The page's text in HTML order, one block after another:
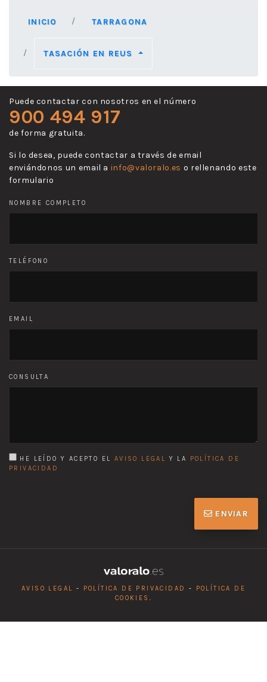
INICIO TARRAGONA
TASACIÓN EN REUS
Puede contactar con nosotros en el número
900 494 917
de forma gratuita.
Si lo desea, puede contactar a través de email
enviándonos un email a info@valoralo.es o rellenando este
formulario
NOMBRE COMPLETO
TELÉFONO
EMAIL
CONSULTA
HE LEÍDO Y ACEPTO EL AVISO LEGAL Y LA
POLÍTICA DE
PRIVACIDAD
ENVIAR
AVISO LEGAL - POLÍTICA DE PRIVACIDAD -
POLÍTICA DE
COOKIES .